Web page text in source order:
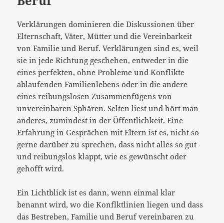
Verklärungen dominieren die Diskussionen über
Elternschaft, Väter, Mütter und die Vereinbarkeit
von Familie und Beruf. Verklärungen sind es, weil
sie in jede Richtung geschehen, entweder in die
eines perfekten, ohne Probleme und Konflikte
ablaufenden Familienlebens oderin die andere
eines reibungslosen Zusammenfügens von
unvereinbaren Sphären. Selten liest und hört man
anderes, zumindest in der Öffentlichkeit. Eine
Erfahrung in Gesprächen mit Eltern ist es, nicht so
gerne darüber zu sprechen, dass nicht alles so gut
und reibungslos klappt, wie es gewünscht oder
gehofft wird.
Ein Lichtblick ist es dann, wenn einmal klar
benannt wird, wo die Konflktlinien liegen und dass
das Bestreben, Familie und Beruf vereinbaren zu